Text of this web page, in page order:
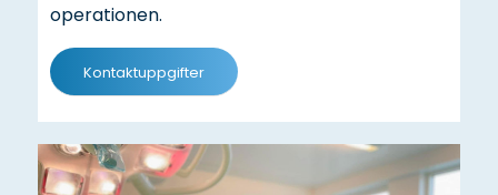
operationen.
Kontaktuppgifter